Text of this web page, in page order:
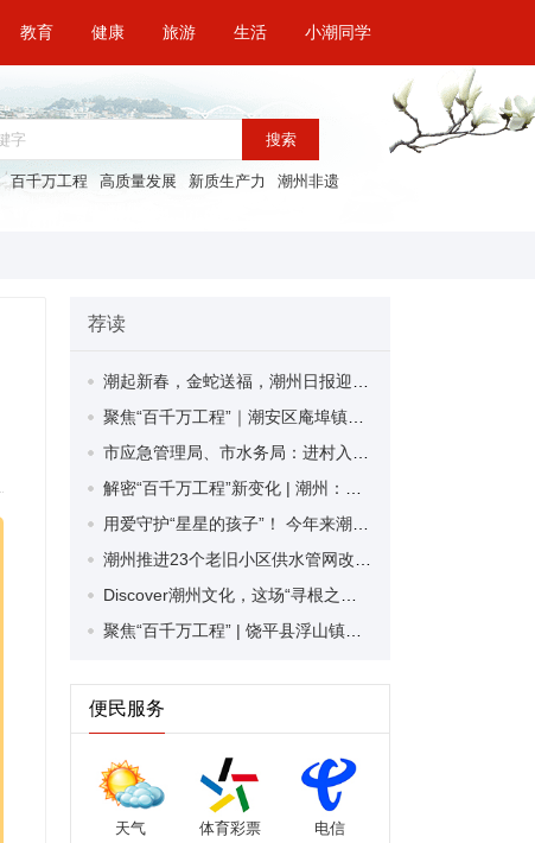
教育 健康 旅游 生活 小潮同学
搜索
百千万工程 高质量发展 新质生产力 潮州非遗
荐读
便民服务
天气 体育彩票 电信